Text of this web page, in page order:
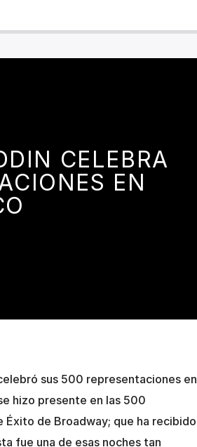
CELEBRA
EN
sus 500 representaciones en
hizo presente en las 500
de Broadway; que ha recibido
fue una de esas noches tan